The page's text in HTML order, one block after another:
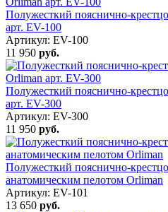
Полужесткий пояснично-
арт. EV-100
Артикул: EV-100
11 950 руб.
Полужесткий пояснично-
арт. EV-300
Артикул: EV-300
11 950 руб.
Полужесткий пояснично-
анатомическим пелотом Orliman
Артикул: EV-101
13 650 руб.